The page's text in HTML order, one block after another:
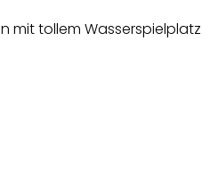
mit tollem Wasserspielplatz